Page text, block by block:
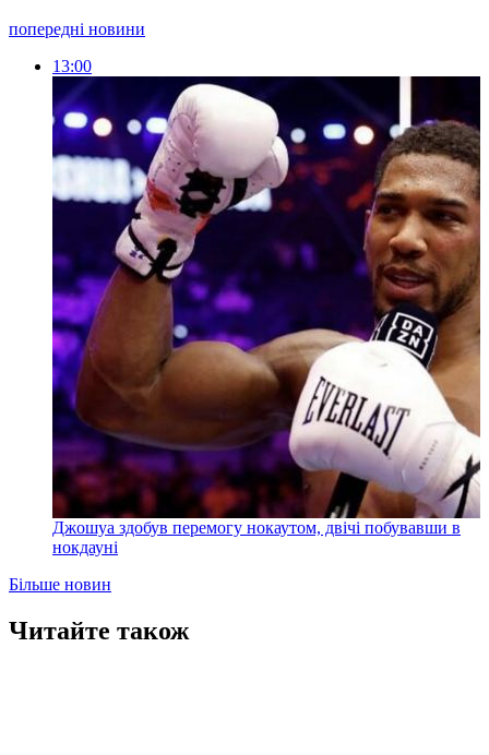
попередні новини
13:00
Джошуа здобув перемогу нокаутом, двічі побувавши в
нокдауні
Більше новин
Читайте також